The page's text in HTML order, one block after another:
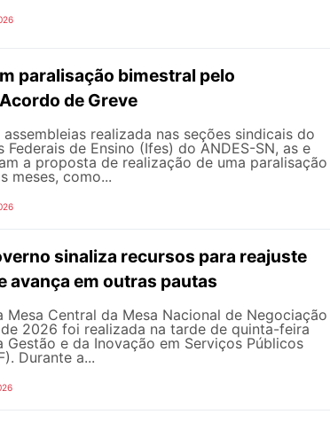
paralisação bimestral pelo
de Greve
realizada nas seções sindicais do
de Ensino (Ifes) do ANDES-SN, as e
a proposta de realização de uma paralisação
meses, como...
sinaliza recursos para reajuste
avança em outras pautas
Mesa Central da Mesa Nacional de Negociação
2026 foi realizada na tarde de quinta-feira
e da Inovação em Serviços Públicos
Durante a...